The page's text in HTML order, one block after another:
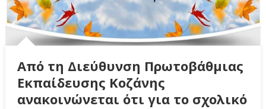
Από τη Διεύθυνση Πρωτοβάθμιας
Εκπαίδευσης Κοζάνης
ανακοινώνεται ότι για το σχολικό